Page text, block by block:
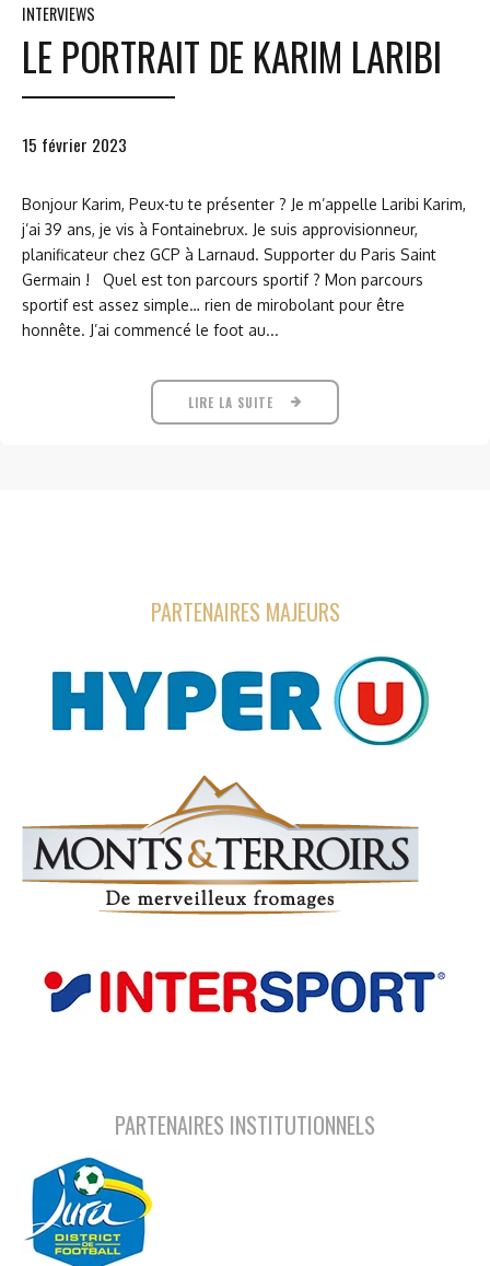
INTERVIEWS
LE PORTRAIT DE KARIM LARIBI
15 février 2023
Bonjour Karim, Peux-tu te présenter ? Je m’appelle Laribi Karim,
j’ai 39 ans, je vis à Fontainebrux. Je suis approvisionneur,
planificateur chez GCP à Larnaud. Supporter du Paris Saint
Germain ! Quel est ton parcours sportif ? Mon parcours
sportif est assez simple… rien de mirobolant pour être
honnête. J’ai commencé le foot au...
LIRE LA SUITE
PARTENAIRES MAJEURS
PARTENAIRES INSTITUTIONNELS